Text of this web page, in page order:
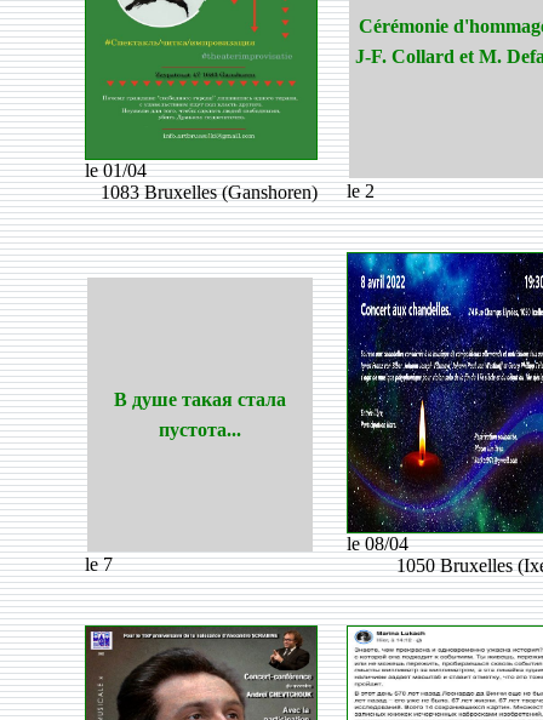
le 01/04
1083 Bruxelles (Ganshoren)
Cérémonie
J-F. Collard et M.
le 2
В душе такая стала
пустота...
le 7
le 08/04
1050 Bruxelles